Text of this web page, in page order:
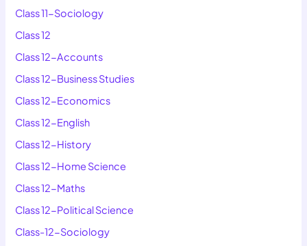
Class 11-Sociology
Class 12
Class 12-Accounts
Class 12-Business Studies
Class 12-Economics
Class 12-English
Class 12-History
Class 12-Home Science
Class 12-Maths
Class 12-Political Science
Class-12-Sociology